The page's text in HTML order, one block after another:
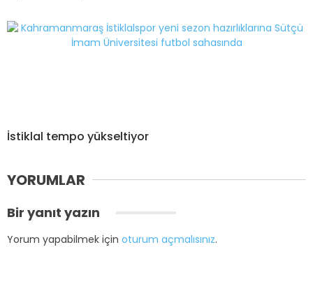
İstiklal tempo yükseltiyor
YORUMLAR
Bir yanıt yazın
Yorum yapabilmek için oturum açmalısınız.